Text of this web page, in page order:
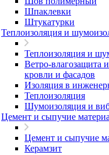
Шпаклевки
Штукатурки
Теплоизоляция и
Теплоизоляция и
Ветро-влагозащита
кровли и фасадов
Изоляция в
Теплоизоляция
Шумоизоляция и
Цемент и сыпучие
Цемент и сыпучие
Керамзит